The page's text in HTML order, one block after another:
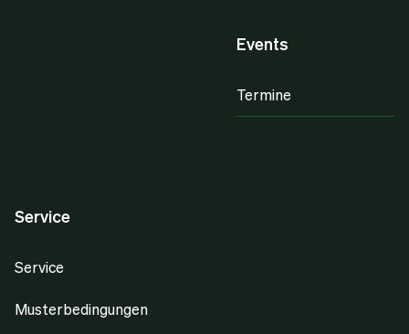
Events
Termine
Service
Service
Musterbedingungen